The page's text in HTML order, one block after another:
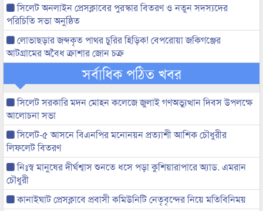
সিলেট অনলাইন প্রেসক্লাবের পুরস্কার বিতরণ ও নতুন সদস্যদের
পরিচিতি সভা অনুষ্ঠিত
লোভাছড়ার জব্দকৃত পাথর চুরির হিড়িক! বেপরোয়া জকিগঞ্জের
আটগ্রামের অবৈধ ক্রাশার জোন চক্র
সর্বাধিক পঠিত খবর
সিলেট সরকারি মদন মোহন কলেজে জুলাই গণঅভ্যুত্থান দিবস উপলক্ষে
আলোচনা সভা
সিলেট-৫ আসনে বিএনপির মনোনয়ন প্রত্যাশী আশিক চৌধুরীর
লিফলেট বিতরণ
নিঃস্ব মানুষের দীর্ঘশ্বাস শুনতে ধসে পড়া কুশিয়ারাপারে অ্যাড. এমরান
চৌধুরী
কানাইঘাট প্রেসক্লাবে প্রবাসী কমিউনিটি নেতৃবৃন্দের নিয়ে মতিবিনিময়